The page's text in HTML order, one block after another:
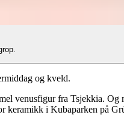
og kveld.
venusfigur fra Tsjekkia. Og
keramikk i Kubaparken på